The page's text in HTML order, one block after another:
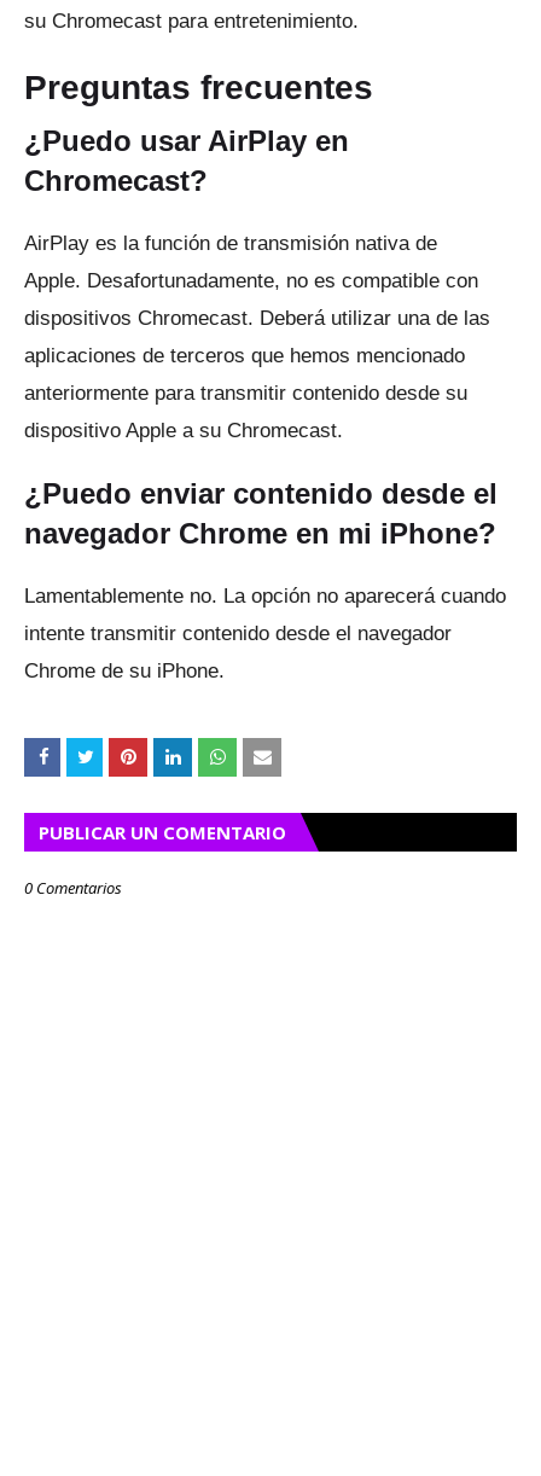
su Chromecast para entretenimiento.
Preguntas frecuentes
¿Puedo usar AirPlay en
Chromecast?
AirPlay es la función de transmisión nativa de
Apple. Desafortunadamente, no es compatible con
dispositivos Chromecast. Deberá utilizar una de las
aplicaciones de terceros que hemos mencionado
anteriormente para transmitir contenido desde su
dispositivo Apple a su Chromecast.
¿Puedo enviar contenido desde el
navegador Chrome en mi iPhone?
Lamentablemente no. La opción no aparecerá cuando
intente transmitir contenido desde el navegador
Chrome de su iPhone.
PUBLICAR UN COMENTARIO
0 Comentarios